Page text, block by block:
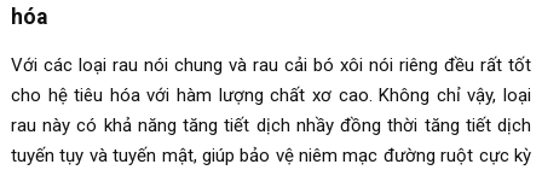
hóa
Với các loại rau nói chung và rau cải bó xôi nói riêng đều rất tốt
cho hệ tiêu hóa với hàm lượng chất xơ cao. Không chỉ vậy, loại
rau này có khả năng tăng tiết dịch nhầy đồng thời tăng tiết dịch
tuyến tụy và tuyến mật, giúp bảo vệ niêm mạc đường ruột cực kỳ